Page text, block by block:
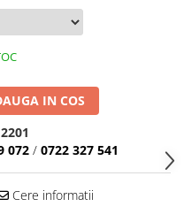
IN COS
2201
072 / 0722 327 541
Cere informatii